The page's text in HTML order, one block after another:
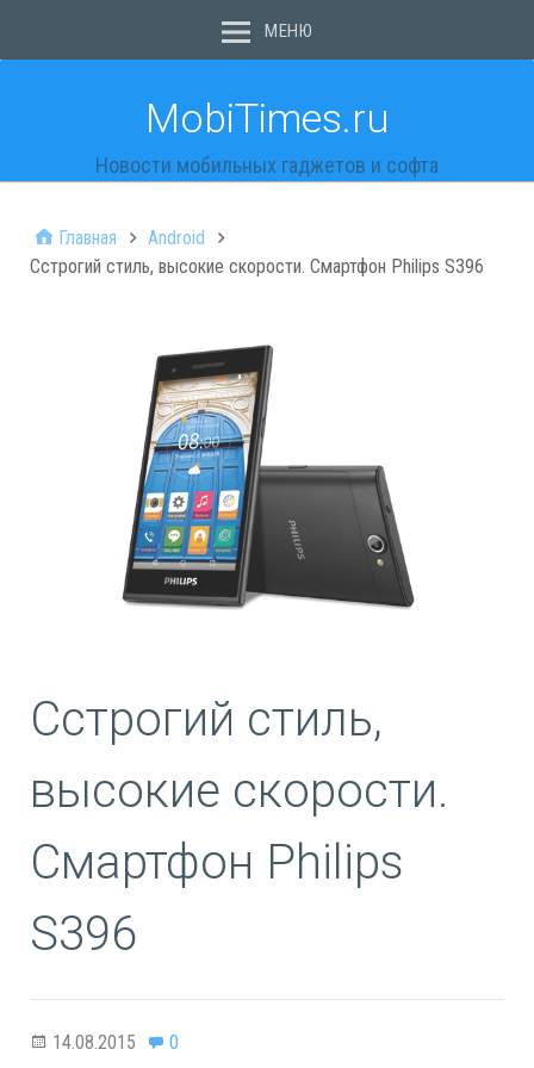
МЕНЮ
MobiTimes.ru
Новости мобильных гаджетов и софта
Главная
Android
Сстрогий стиль, высокие скорости. Смартфон Philips S396
Сстрогий стиль,
высокие скорости.
Смартфон Philips
S396
14.08.2015 0